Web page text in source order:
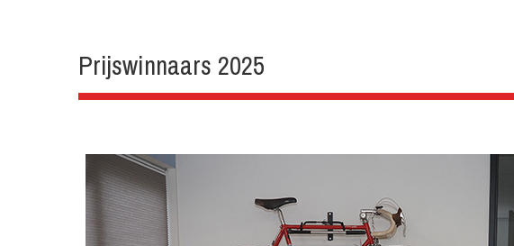
Prijswinnaars 2025